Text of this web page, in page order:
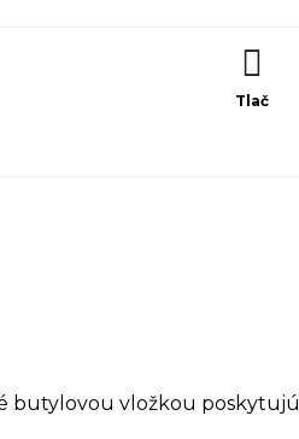
Tlač
butylovou vložkou poskytujú